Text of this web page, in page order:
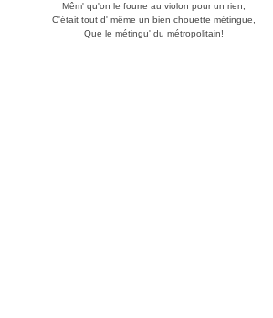
Mêm' qu'on le fourre au violon pour un rien,
C'était tout d' même un bien chouette métingue,
Que le métingu' du métropolitain!